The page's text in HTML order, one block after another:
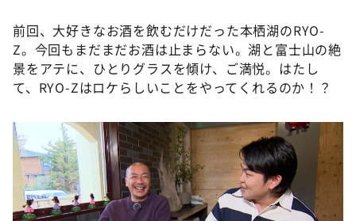
前回、大好きなお酒を飲むだけだった本栖湖のRYO-
Z。今回もまだまだお酒は止まらない。湖と富士山の絶
景をアテに、ひとりグラスを傾け、ご満悦。はたし
て、RYO-Zはロケらしいことをやってくれるのか！？